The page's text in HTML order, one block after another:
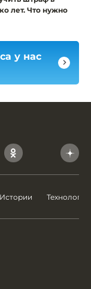
лет. Что нужно
у нас
Истории Технологии